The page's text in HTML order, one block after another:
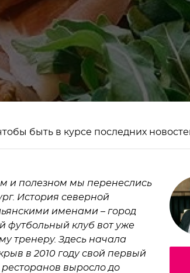
быть в курсе последних
и полезном мы перенеслись
История северной
именами – город
футбольный клуб вот уже
тренеру. Здесь начала
в 2010 году свой первый
ресторанов выросло до